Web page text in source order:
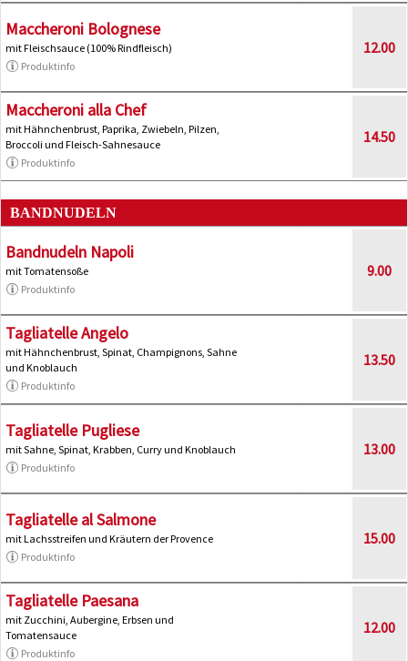
Maccheroni Bolognese
mit Fleischsauce (100% Rindfleisch)
Produktinfo
12.00
Maccheroni alla Chef
mit Hähnchenbrust, Paprika, Zwiebeln, Pilzen,
Broccoli und Fleisch-Sahnesauce
Produktinfo
14.50
BANDNUDELN
Bandnudeln Napoli
mit Tomatensoße
Produktinfo
9.00
Tagliatelle Angelo
mit Hähnchenbrust, Spinat, Champignons, Sahne
und Knoblauch
Produktinfo
13.50
Tagliatelle Pugliese
mit Sahne, Spinat, Krabben, Curry und Knoblauch
Produktinfo
13.00
Tagliatelle al Salmone
mit Lachsstreifen und Kräutern der Provence
Produktinfo
15.00
Tagliatelle Paesana
mit Zucchini, Aubergine, Erbsen und
Tomatensauce
Produktinfo
12.00